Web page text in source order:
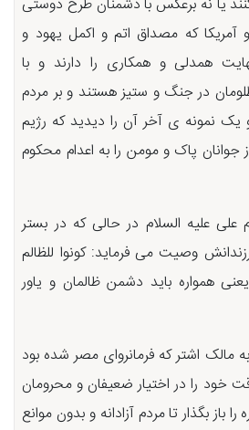
یا نه برعکس با دشمنان طرح دوستی
که مصداق اتم و اکمل یهود و
همدلی و همکاری را دارند و با
در جنگ و ستیز هستند و بر مردم
نمونه ی آخر آن را دیدید که رژیم
پاک و مومن را به اعدام محکوم
علیه السلام در حالی که در بستر
وصیت می فرماید: کونوا للظالم
همواره باید دشمن ظالمان و یاور
اشتر که فرمانروای مصر شده بود
خود را در اختیار ضعیفان و محرومان
باز بگذار تا مردم آزادانه و بدون موانع